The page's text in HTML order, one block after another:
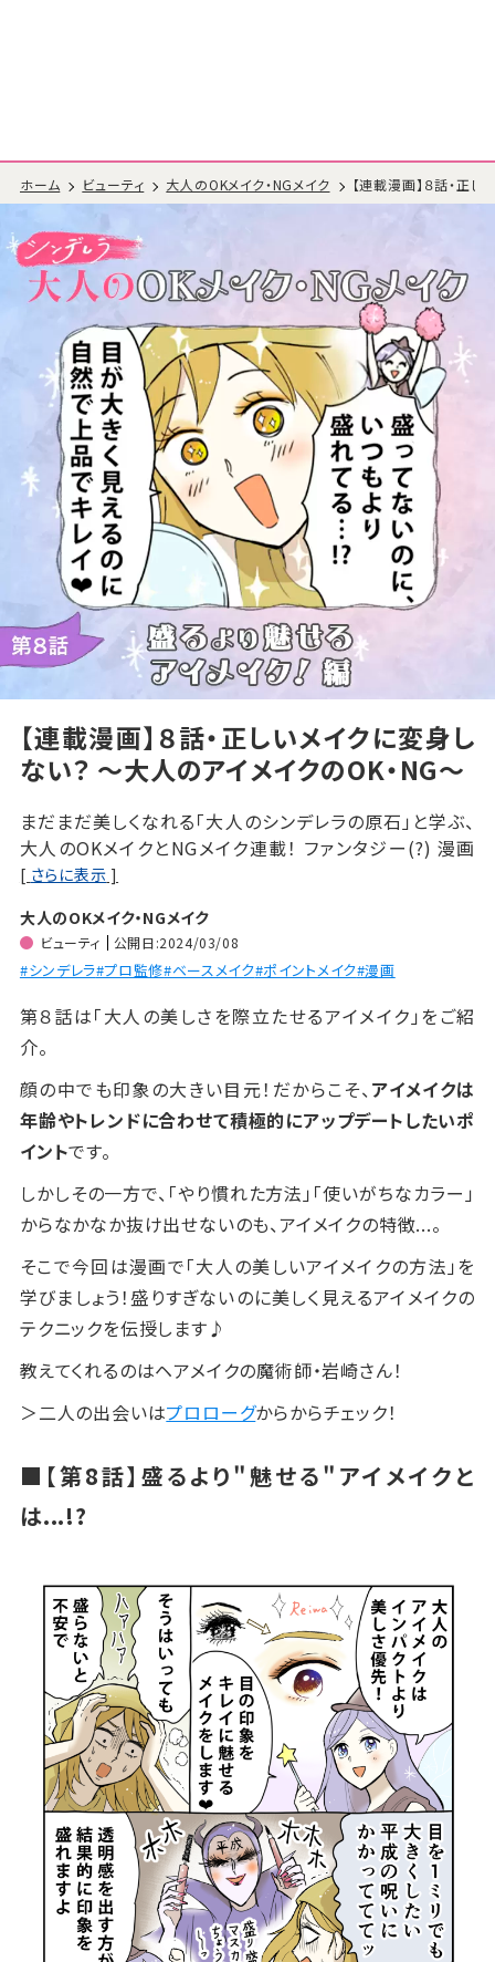
ホーム ビューティ 大人のOKメイク・NGメイク 【連載漫画】８話・正
【連載漫画】８話・正しいメイクに変身し
ない？ ～大人のアイメイクのOK・NG～
まだまだ美しくなれる「大人のシンデレラの原石」と学ぶ、
大人のOKメイクとNGメイク連載！ ファンタジー(?) 漫画
をお届けするのは、SNSで大人気の漫画家・並庭マチコさ
[ さらに表示 ]
大人のOKメイク・NGメイク
ビューティ 公開日:2024/03/08
#シンデレラ#プロ監修#ベースメイク#ポイントメイク#漫画
第８話は「大人の美しさを際立たせるアイメイク」をご紹
介。
顔の中でも印象の大きい目元！だからこそ、アイメイクは
年齢やトレンドに合わせて積極的にアップデートしたいポ
イントです。
しかしその一方で、「やり慣れた方法」「使いがちなカラー」
からなかなか抜け出せないのも、アイメイクの特徴...。
そこで今回は漫画で「大人の美しいアイメイクの方法」を
学びましょう！盛りすぎないのに美しく見えるアイメイクの
テクニックを伝授します♪
教えてくれるのはヘアメイクの魔術師・岩崎さん！
＞二人の出会いはプロローグからからチェック！
■【第8話】盛るより"魅せる"アイメイクと
は...!?